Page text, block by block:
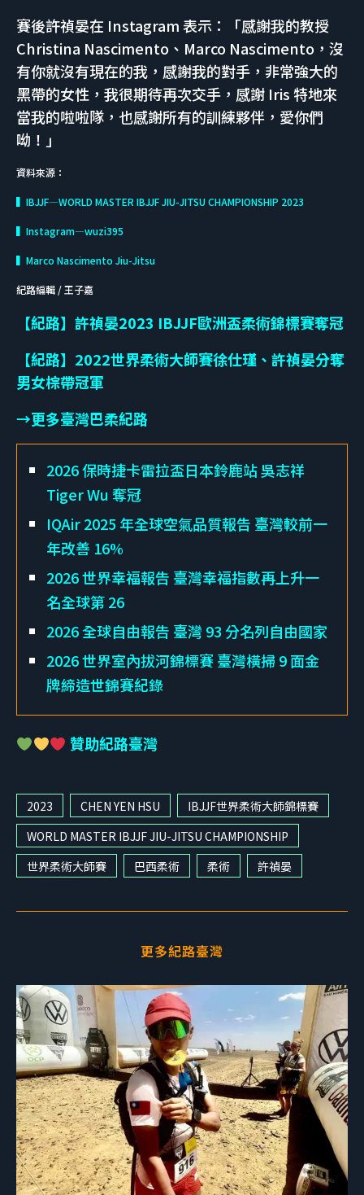
賽後許禎晏在 Instagram 表示：「感謝我的教授
Christina Nascimento、Marco Nascimento，沒
有你就沒有現在的我，感謝我的對手，非常強大的
黑帶的女性，我很期待再次交手，感謝 Iris 特地來
當我的啦啦隊，也感謝所有的訓練夥伴，愛你們
呦！」
資料來源：
▍IBJJF—WORLD MASTER IBJJF JIU-JITSU CHAMPIONSHIP 2023
▍Instagram—wuzi395
▍Marco Nascimento Jiu-Jitsu
紀路編輯 / 王子嘉
【紀路】許禎晏2023 IBJJF歐洲盃柔術錦標賽奪冠
【紀路】2022世界柔術大師賽徐仕瑾、許禎晏分奪
男女棕帶冠軍
→更多臺灣巴柔紀路
2026 保時捷卡雷拉盃日本鈴鹿站 吳志祥
Tiger Wu 奪冠
IQAir 2025 年全球空氣品質報告 臺灣較前一
年改善 16%
2026 世界幸福報告 臺灣幸福指數再上升一
名全球第 26
2026 全球自由報告 臺灣 93 分名列自由國家
2026 世界室內拔河錦標賽 臺灣橫掃 9 面金
牌締造世錦賽紀錄
贊助紀路臺灣
2023 CHEN YEN HSU
IBJJF世界柔術大師錦標賽
WORLD MASTER IBJJF JIU-JITSU CHAMPIONSHIP
世界柔術大師賽
巴西柔術 柔術 許禎晏
更多紀路臺灣